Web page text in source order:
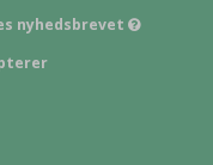
nyhedsbrevet